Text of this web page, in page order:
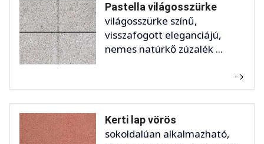
Pastella világosszürke
világosszürke színű,
visszafogott eleganciájú,
nemes natúrkő zúzalék ...
Kerti lap vörös
sokoldalúan alkalmazható,